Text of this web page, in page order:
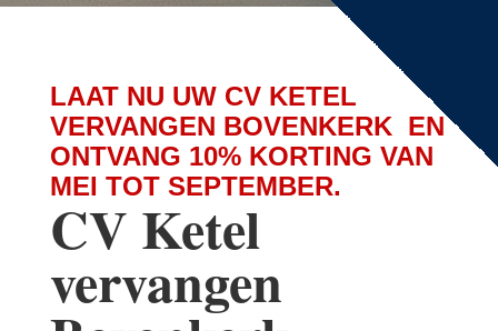
LAAT NU UW CV KETEL
VERVANGEN BOVENKERK EN
ONTVANG 10% KORTING VAN
MEI TOT SEPTEMBER.
CV Ketel
vervangen